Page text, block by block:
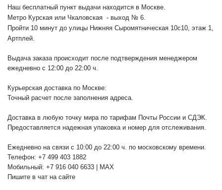
Наш бесплатный пункт выдачи находится в Москве.
Метро Курская или Чкаловская - выход № 6.
Пройти 10 минут до улицы Нижняя Сыромятническая 10с10, этаж 1,
Артплей.
Выдача заказа происходит после подтверждения менеджером
ежедневно с 12:00 до 22:00 ч.
Курьерская доставка по Москве:
Точный расчет после заполнения адреса.
Доставка в любую точку мира по тарифам Почты России и СДЭК.
Предоставляется надежная упаковка и номер для отслеживания.
Ежедневно на связи с 10:00 до 22:00 ч. по московскому времени.
Телефон: +7 499 403 1882
Мобильный: +7 916 040 6633 | MAX
Пишите в чат на сайте